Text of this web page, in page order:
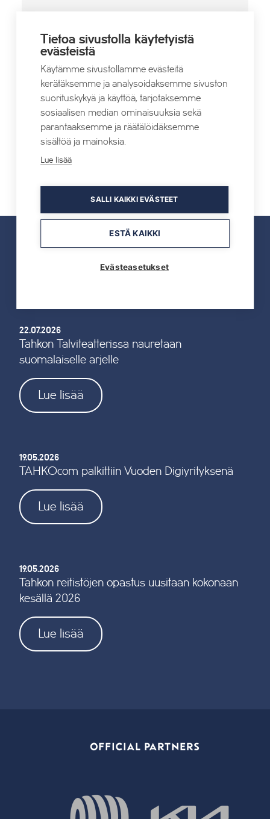
Break Sokos Hotel Tahko
Tahkonrinteenkatu 7
Tahkovuori, 73310 + Google Map
Verkkosivusto
UUTISET
22.07.2026
Tahkon Talviteatterissa nauretaan
suomalaiselle arjelle
Lue lisää
19.05.2026
TAHKOcom palkittiin Vuoden Digiyrityksenä
Lue lisää
19.05.2026
Tahkon reitistöjen opastus uusitaan kokonaan
kesällä 2026
Lue lisää
OFFICIAL PARTNERS
Tietoa sivustolla käytetyistä
evästeistä
Käytämme sivustollamme evästeitä
kerätäksemme ja analysoidaksemme sivuston
suorituskykyä ja käyttöä, tarjotaksemme
sosiaalisen median ominaisuuksia sekä
parantaaksemme ja räätälöidäksemme
sisältöä ja mainoksia.
Lue lisää
SALLI KAIKKI EVÄSTEET
ESTÄ KAIKKI
Evästeasetukset